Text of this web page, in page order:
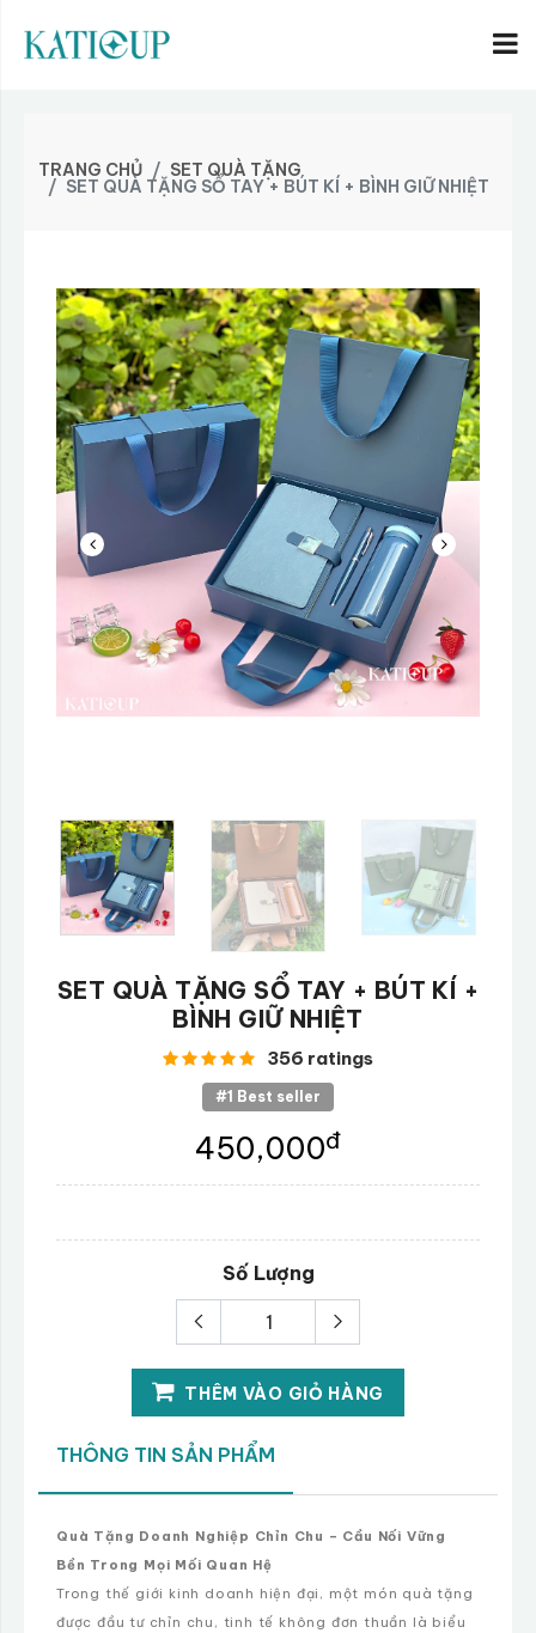
TRANG CHỦ SET QUÀ TẶNG
SET QUÀ TẶNG SỔ TAY + BÚT KÍ + BÌNH GIỮ NHIỆT
SET QUÀ TẶNG SỔ TAY + BÚT KÍ +
BÌNH GIỮ NHIỆT
356 ratings
#1 Best seller
450,000đ
Số Lượng
THÊM VÀO GIỎ HÀNG
THÔNG TIN SẢN PHẨM
Quà Tặng Doanh Nghiệp Chỉn Chu – Cầu Nối Vững
Bền Trong Mọi Mối Quan Hệ
Trong thế giới kinh doanh hiện đại, một món quà tặng
được đầu tư chỉn chu, tinh tế không đơn thuần là biểu